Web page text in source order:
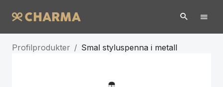
Profilprodukter / Smal styluspenna i metall